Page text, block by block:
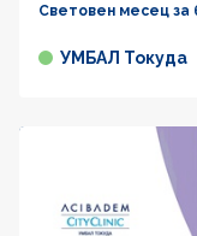
Световен месец за
УМБАЛ Токуда